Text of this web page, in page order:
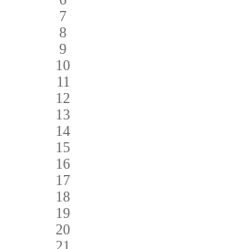
7
8
9
10
11
12
13
14
15
16
17
18
19
20
21